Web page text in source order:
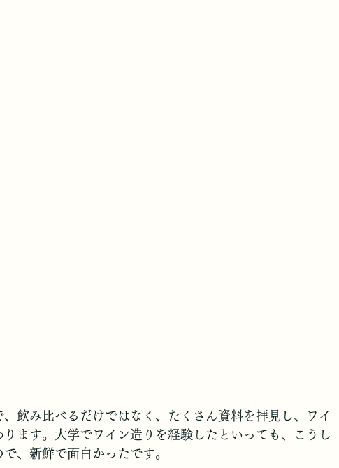
飲み比べるだけではなく、たくさん資料を拝見し、ワイ
ます。大学でワイン造りを経験したといっても、こうし
、新鮮で面白かったです。